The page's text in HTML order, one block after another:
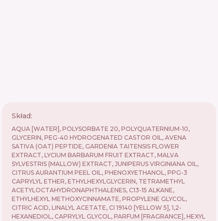
Skład:
AQUA [WATER], POLYSORBATE 20, POLYQUATERNIUM-10,
GLYCERIN, PEG-40 HYDROGENATED CASTOR OIL, AVENA
SATIVA (OAT) PEPTIDE, GARDENIA TAITENSIS FLOWER
EXTRACT, LYCIUM BARBARUM FRUIT EXTRACT, MALVA
SYLVESTRIS (MALLOW) EXTRACT, JUNIPERUS VIRGINIANA OIL,
CITRUS AURANTIUM PEEL OIL, PHENOXYETHANOL, PPG-3
CAPRYLYL ETHER, ETHYLHEXYLGLYCERIN, TETRAMETHYL
ACETYLOCTAHYDRONAPHTHALENES, C13-15 ALKANE,
ETHYLHEXYL METHOXYCINNAMATE, PROPYLENE GLYCOL,
CITRIC ACID, LINALYL ACETATE, CI 19140 [YELLOW 5], 1,2-
HEXANEDIOL, CAPRYLYL GLYCOL, PARFUM [FRAGRANCE], HEXYL